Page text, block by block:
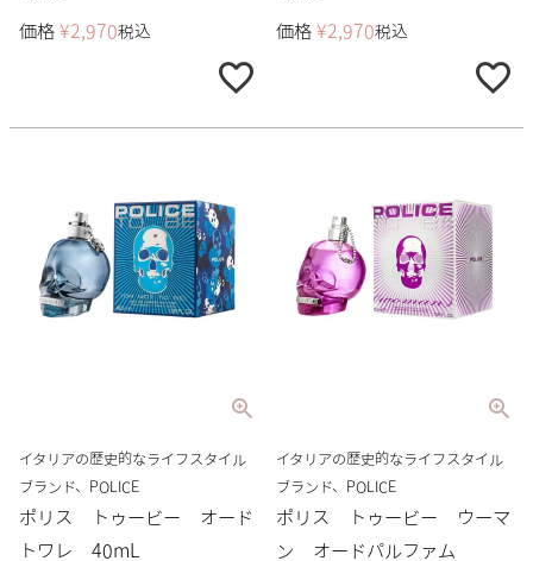
価格 ¥2,970税込 価格 ¥2,970税込
イタリアの歴史的なライフスタイル
ブランド、POLICE
ポリス トゥービー オード
トワレ 40mL
イタリアの歴史的なライフスタイル
ブランド、POLICE
ポリス トゥービー ウーマ
ン オードパルファム